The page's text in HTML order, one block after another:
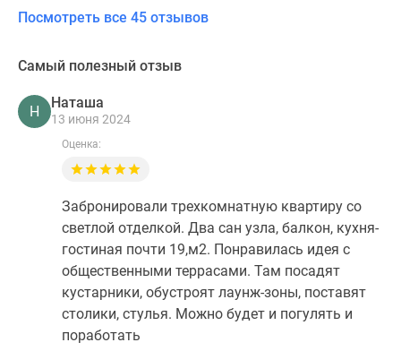
Посмотреть все 45 отзывов
Самый полезный отзыв
Н
Наташа
13 июня 2024
Оценка:
Забронировали трехкомнатную квартиру со
светлой отделкой. Два сан узла, балкон, кухня-
гостиная почти 19,м2. Понравилась идея с
общественными террасами. Там посадят
кустарники, обустроят лаунж-зоны, поставят
столики, стулья. Можно будет и погулять и
поработать